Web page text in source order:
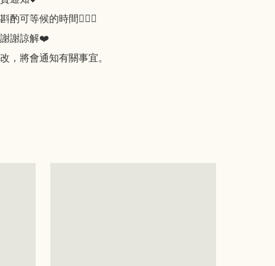
酌可等候的時間🙇🏻‍♀️
謝諒解❤️
，將會通知有關事宜。